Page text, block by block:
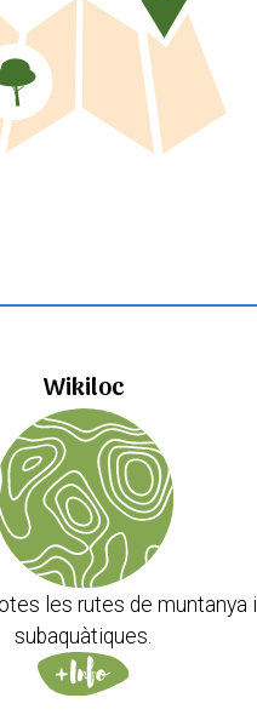
Wikiloc
les rutes de muntanya i
subaquàtiques.